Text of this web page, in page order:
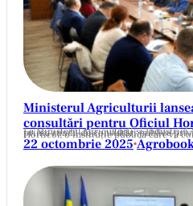
Ministerul Agriculturii
consultări pentru Oficiul
La Ministerul Agriculturii și Industriei Alimentare a avut loc astăzi prima rundă de consultări publice privind
22 octombrie 2025•